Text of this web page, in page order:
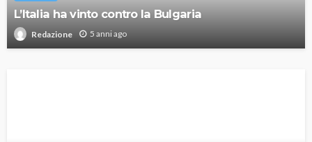
L’Italia ha vinto contro la Bulgaria
Redazione 5 anni ago